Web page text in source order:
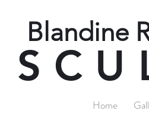
Home
Blandine